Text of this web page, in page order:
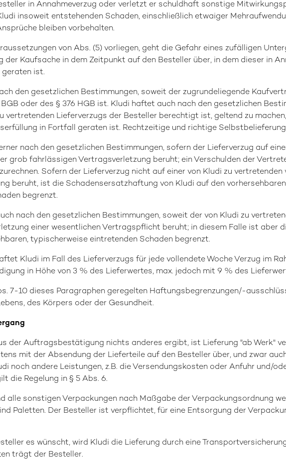
in Annahmeverzug oder verletzt er schuldhaft sonstige
insoweit entstehenden Schaden, einschließlich etwaiger
bleiben vorbehalten.
von Abs. (5) vorliegen, geht die Gefahr eines zufälligen
der Kaufsache in dem Zeitpunkt auf den Besteller über, in dem dieser in
geraten ist.
den gesetzlichen Bestimmungen, soweit der zugrundeliegende
oder des § 376 HGB ist. Kludi haftet auch nach den gesetzlichen
vertretenden Lieferverzugs der Besteller berechtigt ist, geltend zu
in Fortfall geraten ist. Rechtzeitige und richtige
nach den gesetzlichen Bestimmungen, sofern der Lieferverzug auf
grob fahrlässigen Vertragsverletzung beruht; ein Verschulden der
Sofern der Lieferverzug nicht auf einer von Kludi zu
beruht, ist die Schadensersatzhaftung von Kludi auf den
begrenzt.
nach den gesetzlichen Bestimmungen, soweit der von Kludi zu
einer wesentlichen Vertragspflicht beruht; in diesem Falle ist aber
typischerweise eintretenden Schaden begrenzt.
Kludi im Fall des Lieferverzugs für jede vollendete Woche Verzug im
in Höhe von 3 % des Lieferwertes, max. jedoch mit 9 % des
7-10 dieses Paragraphen geregelten Haftungsbegrenzungen/-
des Körpers oder der Gesundheit.
der Auftragsbestätigung nichts anderes ergibt, ist Lieferung "ab Werk"
mit der Absendung der Lieferteile auf den Besteller über, und zwar
noch andere Leistungen, z.B. die Versendungskosten oder Anfuhr und/
die Regelung in § 5 Abs. 6.
alle sonstigen Verpackungen nach Maßgabe der Verpackungsordnung
Paletten. Der Besteller ist verpflichtet, für eine Entsorgung der
es wünscht, wird Kludi die Lieferung durch eine
trägt der Besteller.